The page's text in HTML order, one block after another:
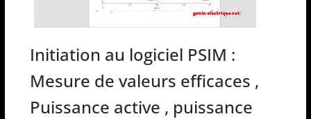
Initiation au logiciel PSIM :
Mesure de valeurs efficaces ,
Puissance active , puissance